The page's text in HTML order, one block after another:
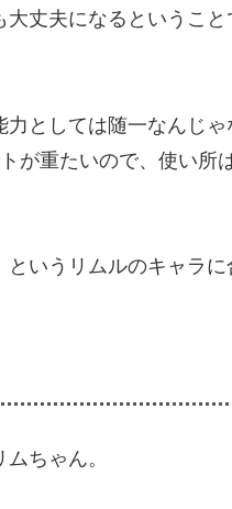
丈夫になるというこ
としては随一なんじゃ
が重たいので、使い所
いうリムルのキャラ
ちゃん。